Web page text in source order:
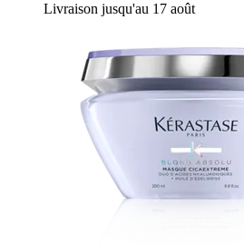
Livraison jusqu'au 17 août